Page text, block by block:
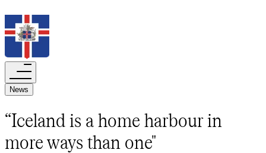
News​​​​‌ ‍ ​‍​‍‌‍ ‌ ​‍‌‍‍‌‌‍‌ ‌‍‍‌‌‍ ‍​‍​‍​ ‍‍​‍​‍‌ ​ ‌‍​‌‌‍ ‍‌‍‍‌‌ ‌​‌ ‍‌​‍ ‍‌‍‍‌‌‍ ​‍​‍​‍ ​​‍​‍‌‍‍​‌ ​‍‌‍‌‌‌‍‌‍​‍​‍​ ‍‍​‍​‍‌‍‍​‌ ‌​‌ ‌​‌ ​​‌ ​ ​‍ ​‍ ‌‍‌‍‌‍ ‌ ​‍‌ ​ ‌‍‌‌‌ ‌​‌‍‍‌​‍ ‌‌‍‍‌‌ ​ ‌‍ ​‌‍​‌‌‍ ‍‌‍‌​‌ ​ ​‍ ‍‌ ‌‍‌‍‌‌‌ ​‍‌‍​ ‌‍‌‌‌‍ ​​‍ ‍‌‍​‌‌ ​​‌ ​​​‍ ‌ ​ ‌ ‌​‌ ‌‌‌‍‌​‌‍‍‌‌‍ ​‍ ‌‍‍‌‌‍ ‍‌ ‌​‌‍‌‌‌‍ ‍‌ ‌​​‍ ‌‍‌‌‌‍‌​‌‍‍‌‌ ‌​​‍ ‌‍ ‌‌‍ ‌‍‌​‌‍‌‌​ ‌‌ ​​‌ ​‍‌‍‌‌‌ ​ ‌‍‌‌‌‍ ‍‌ ‌​‌‍​‌‌ ‌​‌‍‍‌‌‍ ‌‍ ‍​ ‍ ‌‍‍‌‌‍‌​​ ‌‌‍​‌‌‍‌‍​ ‌‍‌‍‌‌​ ‌‌‌‍​ ​ ​​​ ‌ ​‍ ‌‌‍​ ​ ‌‍‌‍‌‌​ ‍‌​‍ ‌​ ‌​​ ‌‍​ ‍‌​ ​ ​‍ ‌​ ‍‌​ ​ ​ ​​‌‍‌‌​‍ ‌​ ‍‌​ ​‌​ ​​‌‍‌​‌‍‌‌‌‍‌‌​ ‌‍‌‍‌‌​ ​ ‌‍‌‍‌‍​ ​ ‌‍​ ‍ ‌ ‌​‌ ‍‌‌ ​​‌‍‌‌​ ‌‌ ‌​‌‍​‌‌‍‌ ​ ‍ ‌ ​​‌‍​‌‌ ‌​‌‍‍​​ ‌‌ ‌​‌‍‍‌‌ ‌​‌‍ ​‌‍‌‌‌​‌‌‌‍ ‍​ ‌‍​‍‌‍​‌‌ ​ ‌‍‌‌‌‌‌‌‌ ​‍‌‍ ​​ ‌‌‍‍​‌ ‌​‌ ‌​‌ ​​‌ ​ ​‍‌‌​ ​‍‌​‌‍​‍‌‌​ ​‍‌​‌‍‌‍‌‍‌‍ ‌ ​‍‌ ​ ‌‍‌‌‌ ‌​‌‍‍‌​‍ ‌‌‍‍‌‌ ​ ‌‍ ​‌‍​‌‌‍ ‍‌‍‌​‌ ​ ​‍ ‍‌ ‌‍‌‍‌‌‌ ​‍‌‍​ ‌‍‌‌‌‍ ​​‍ ‍‌‍​‌‌ ​​‌ ​​​‍‌‌​ ​‍‌​‌‍‌ ​ ‌ ‌​‌ ‌‌‌‍‌​‌‍‍‌‌‍ ​‍‌‍‌‍‍‌‌‍‌​​ ‌‌‍​‌‌‍‌‍​ ‌‍‌‍‌‌​ ‌‌‌‍​ ​ ​​​ ‌ ​‍ ‌‌‍​ ​ ‌‍‌‍‌‌​ ‍‌​‍ ‌​ ‌​​ ‌‍​ ‍‌​ ​ ​‍ ‌​ ‍‌​ ​ ​ ​​‌‍‌‌​‍ ‌​ ‍‌​ ​‌​ ​​‌‍‌​‌‍‌‌‌‍‌‌​ ‌‍‌‍‌‌​ ​ ‌‍‌‍‌‍​ ​ ‌‍​‍‌‍‌ ‌​‌ ‍‌‌ ​​‌‍‌‌​ ‌‌ ‌​‌‍​‌‌‍‌ ​‍‌‍‌ ​​‌‍​‌‌ ‌​‌‍‍​​ ‌‌ ‌​‌‍‍‌‌ ‌​‌‍ ​‌‍‌‌‌​‌‌‌‍ ‍​‍‌‍‌ ​​‌‍‌‌‌ ​‍‌ ​ ‌ ​​‌‍‌‌‌‍​ ‌ ‌​‌‍‍‌‌ ‌‍‌‍‌‌​ ‌‌ ​​‌ ‌‌‌‍​‍‌‍ ​‌‍‍‌‌ ​ ‌‍‍​‌‍‌‌‌‍‌​​‍​‍‌ ‌
“Iceland is a home harbour in
more ways than one"​​​​‌ ‍ ​‍​‍‌‍ ‌ ​‍‌‍‍‌‌‍‌ ‌‍‍‌‌‍ ‍​‍​‍​ ‍‍​‍​‍‌ ​ ‌‍​‌‌‍ ‍‌‍‍‌‌ ‌​‌ ‍‌​‍ ‍‌‍‍‌‌‍ ​‍​‍​‍ ​​‍​‍‌‍‍​‌ ​‍‌‍‌‌‌‍‌‍​‍​‍​ ‍‍​‍​‍‌‍‍​‌ ‌​‌ ‌​‌ ​​‌ ​ ​‍ ​‍ ‌‍‌‍‌‍ ‌ ​‍‌ ​ ‌‍‌‌‌ ‌​‌‍‍‌​‍ ‌‌‍‍‌‌ ​ ‌‍ ​‌‍​‌‌‍ ‍‌‍‌​‌ ​ ​‍ ‍‌ ‌‍‌‍‌‌‌ ​‍‌‍​ ‌‍‌‌‌‍ ​​‍ ‍‌‍​‌‌ ​​‌ ​​​‍ ‌ ​ ‌ ‌​‌ ‌‌‌‍‌​‌‍‍‌‌‍ ​‍ ‌‍‍‌‌‍ ‍‌ ‌​‌‍‌‌‌‍ ‍‌ ‌​​‍ ‌‍‌‌‌‍‌​‌‍‍‌‌ ‌​​‍ ‌‍ ‌‌‍ ‌‍‌​‌‍‌‌​ ‌‌ ​​‌ ​‍‌‍‌‌‌ ​ ‌‍‌‌‌‍ ‍‌ ‌​‌‍​‌‌ ‌​‌‍‍‌‌‍ ‌‍ ‍​ ‍ ‌‍‍‌‌‍‌​​ ‌​ ‌ ​ ‌‍​ ​​​ ​ ​ ‌‍‌‍‌‌‌‍​‍‌‍​‌​‍ ‌​ ​ ​ ​ ‌‍​‌‌‍‌‍​‍ ‌​ ‌​‌‍​‌‌‍‌‌​ ‌‌​‍ ‌​ ‍‌​ ​‌‌‍​‌​ ‍​​‍ ‌‌‍‌​​ ‌ ​ ​‍​ ‍​​ ‌‍​ ​‌‌‍‌​​ ​ ​ ​‍​ ​‍​ ‍​‌‍​ ​ ‍ ‌ ‌​‌ ‍‌‌ ​​‌‍‌‌​ ‌‌‍ ‍‌‍‌‌‌ ‌ ‌ ​ ​ ‍ ‌ ​​‌‍​‌‌ ‌​‌‍‍​​ ‌‌ ‌​‌‍‍‌‌ ‌​‌‍ ​‌‍‌‌​ ‌‍​‍‌‍​‌‌ ​ ‌‍‌‌‌‌‌‌‌ ​‍‌‍ ​​ ‌‌‍‍​‌ ‌​‌ ‌​‌ ​​‌ ​ ​‍‌‌​ ​‍‌​‌‍​‍‌‌​ ​‍‌​‌‍‌‍‌‍‌‍ ‌ ​‍‌ ​ ‌‍‌‌‌ ‌​‌‍‍‌​‍ ‌‌‍‍‌‌ ​ ‌‍ ​‌‍​‌‌‍ ‍‌‍‌​‌ ​ ​‍ ‍‌ ‌‍‌‍‌‌‌ ​‍‌‍​ ‌‍‌‌‌‍ ​​‍ ‍‌‍​‌‌ ​​‌ ​​​‍‌‌​ ​‍‌​‌‍‌ ​ ‌ ‌​‌ ‌‌‌‍‌​‌‍‍‌‌‍ ​‍‌‍‌‍‍‌‌‍‌​​ ‌​ ‌ ​ ‌‍​ ​​​ ​ ​ ‌‍‌‍‌‌‌‍​‍‌‍​‌​‍ ‌​ ​ ​ ​ ‌‍​‌‌‍‌‍​‍ ‌​ ‌​‌‍​‌‌‍‌‌​ ‌‌​‍ ‌​ ‍‌​ ​‌‌‍​‌​ ‍​​‍ ‌‌‍‌​​ ‌ ​ ​‍​ ‍​​ ‌‍​ ​‌‌‍‌​​ ​ ​ ​‍​ ​‍​ ‍​‌‍​ ​‍‌‍‌ ‌​‌ ‍‌‌ ​​‌‍‌‌​ ‌‌‍ ‍‌‍‌‌‌ ‌ ‌ ​ ​‍‌‍‌ ​​‌‍​‌‌ ‌​‌‍‍​​ ‌‌ ‌​‌‍‍‌‌ ‌​‌‍ ​‌‍‌‌​‍‌‍‌ ​​‌‍‌‌‌ ​‍‌ ​ ‌ ​​‌‍‌‌‌‍​ ‌ ‌​‌‍‍‌‌ ‌‍‌‍‌‌​ ‌‌ ​​‌ ‌‌‌‍​‍‌‍ ​‌‍‍‌‌ ​ ‌‍‍​‌‍‌‌‌‍‌​​‍​‍‌ ‌